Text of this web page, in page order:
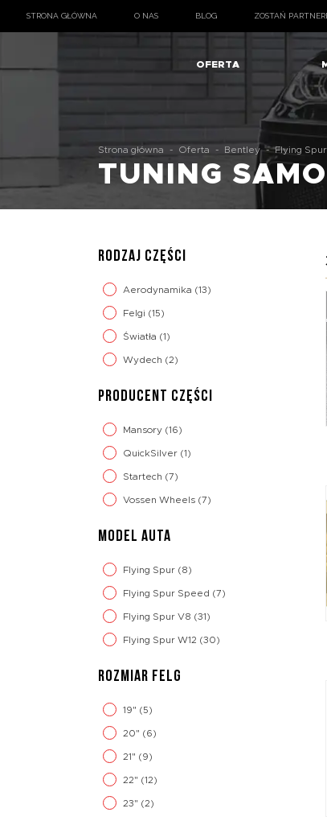
STRONA GŁÓWNA O NAS BLOG ZOSTAŃ
OFERTA
Strona główna - Oferta - Bentley - Flying
TUNING
RODZAJ CZĘŚCI
Aerodynamika (13)
Felgi (15)
Światła (1)
Wydech (2)
PRODUCENT CZĘŚCI
Mansory (16)
QuickSilver (1)
Startech (7)
Vossen Wheels (7)
MODEL AUTA
Flying Spur (8)
Flying Spur Speed (7)
Flying Spur V8 (31)
Flying Spur W12 (30)
ROZMIAR FELG
19" (5)
20" (6)
21" (9)
22" (12)
23" (2)